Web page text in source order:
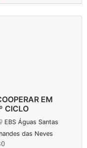
EM
CICLO
EBS Águas Santas
das Neves